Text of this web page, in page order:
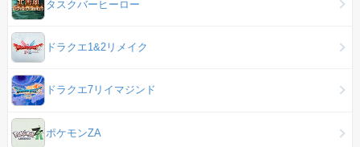
タスクバーヒーロー
ドラクエ1&2リメイク
ドラクエ7リイマジンド
ポケモンZA